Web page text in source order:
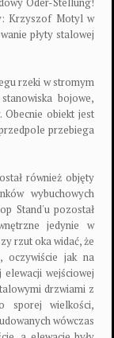
Krzyszof Motyl w
płyty stalowej
rzeki w stromym
bojowe,
obiekt jest
przebiega
również objęty
wybuchowych
Stand'u pozostał
jedynie w
rzut oka widać, że
oczywiście jak na
wejściowej
drzwiami z
sporej wielkości,
wówczas